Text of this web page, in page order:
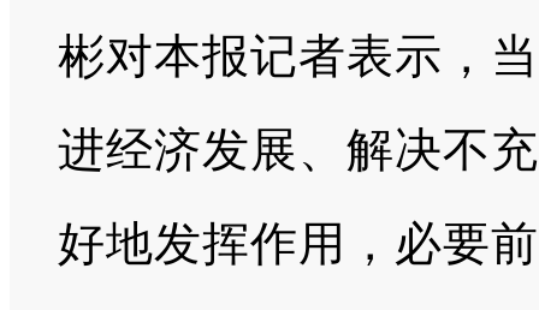
彬对本报记者表示，
进经济发展、解决不
好地发挥作用，必要